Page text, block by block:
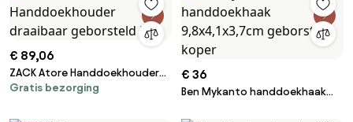
€ 89,06
ZACK Atore Handdoekhouder
draaibaar geborsteld RVS
Gratis bezorging
€ 36
Ben Mykanto handdoekhaak